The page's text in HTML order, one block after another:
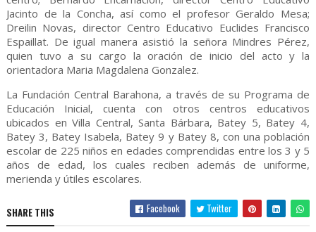
Jacinto de la Concha, así como el profesor Geraldo Mesa;
Dreilin Novas, director Centro Educativo Euclides Francisco
Espaillat. De igual manera asistió la señora Mindres Pérez,
quien tuvo a su cargo la oración de inicio del acto y la
orientadora Maria Magdalena Gonzalez.
La Fundación Central Barahona, a través de su Programa de
Educación Inicial, cuenta con otros centros educativos
ubicados en Villa Central, Santa Bárbara, Batey 5, Batey 4,
Batey 3, Batey Isabela, Batey 9 y Batey 8, con una población
escolar de 225 niños en edades comprendidas entre los 3 y 5
años de edad, los cuales reciben además de uniforme,
merienda y útiles escolares.
SHARE THIS Facebook Twitter